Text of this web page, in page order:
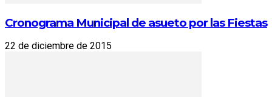
Cronograma Municipal de asueto por las Fiestas
22 de diciembre de 2015